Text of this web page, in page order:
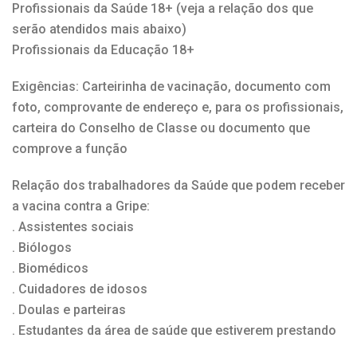
Profissionais da Saúde 18+ (veja a relação dos que
serão atendidos mais abaixo)
Profissionais da Educação 18+
Exigências: Carteirinha de vacinação, documento com
foto, comprovante de endereço e, para os profissionais,
carteira do Conselho de Classe ou documento que
comprove a função
Relação dos trabalhadores da Saúde que podem receber
a vacina contra a Gripe:
. Assistentes sociais
. Biólogos
. Biomédicos
. Cuidadores de idosos
. Doulas e parteiras
. Estudantes da área de saúde que estiverem prestando